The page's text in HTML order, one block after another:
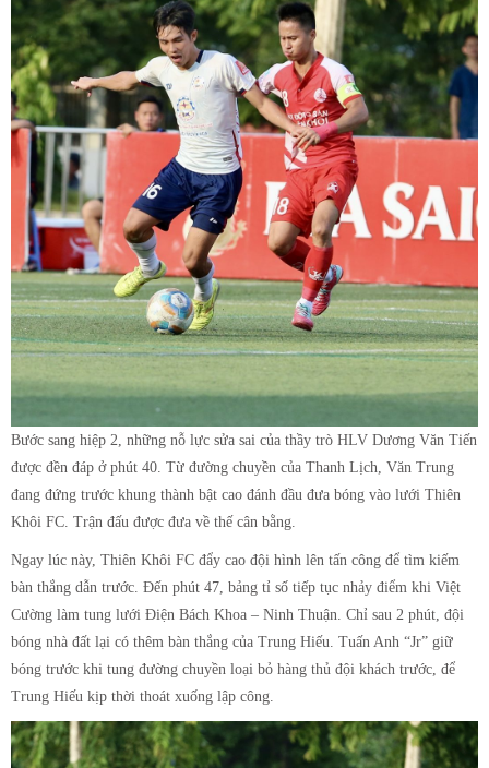
Bước sang hiệp 2, những nỗ lực sửa sai của thầy trò HLV Dương Văn Tiến
được đền đáp ở phút 40. Từ đường chuyền của Thanh Lịch, Văn Trung
đang đứng trước khung thành bật cao đánh đầu đưa bóng vào lưới Thiên
Khôi FC. Trận đấu được đưa về thế cân bằng.
Ngay lúc này, Thiên Khôi FC đẩy cao đội hình lên tấn công để tìm kiếm
bàn thắng dẫn trước. Đến phút 47, bảng tỉ số tiếp tục nhảy điểm khi Việt
Cường làm tung lưới Điện Bách Khoa – Ninh Thuận. Chỉ sau 2 phút, đội
bóng nhà đất lại có thêm bàn thắng của Trung Hiếu. Tuấn Anh “Jr” giữ
bóng trước khi tung đường chuyền loại bỏ hàng thủ đội khách trước, để
Trung Hiếu kịp thời thoát xuống lập công.